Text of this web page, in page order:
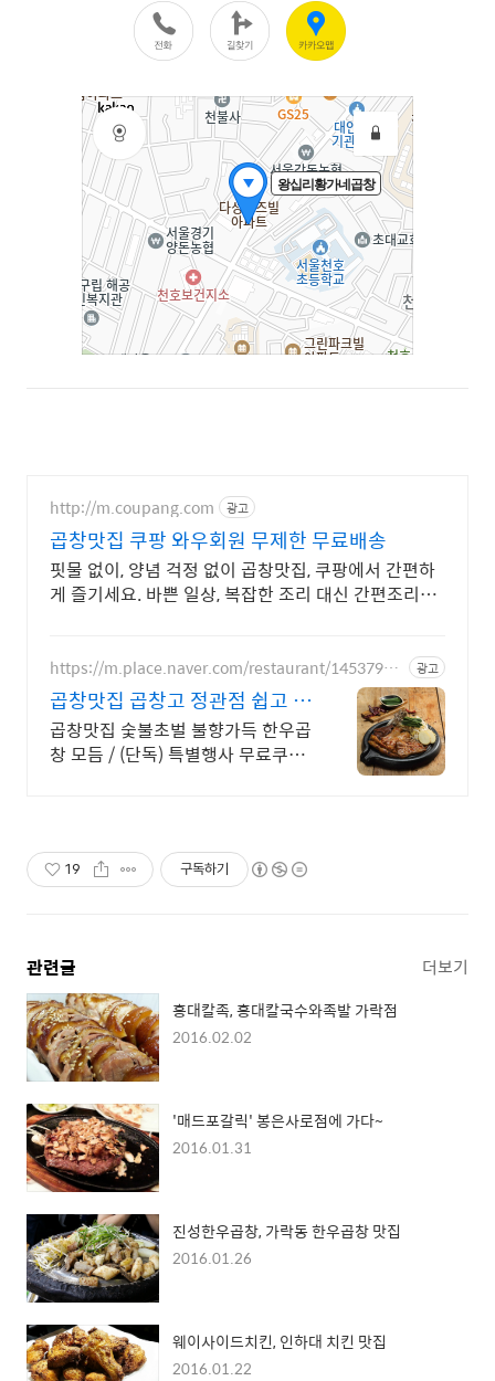
http://m.coupang.com 광고
곱창맛집 쿠팡 와우회원 무제한 무료배송
핏물 없이, 양념 걱정 없이 곱창맛집, 쿠팡에서 간편하
게 즐기세요. 바쁜 일상, 복잡한 조리 대신 간편조리식
https://m.place.naver.com/restaurant/14537953 광고
곱창맛집 곱창고 정관점 쉽고 빠
른 네이버 예약
곱창맛집 숯불초벌 불향가득 한우곱
창 모듬 / (단독) 특별행사 무료쿠폰
19 구독하기
관련글 더보기
홍대칼족, 홍대칼국수와족발 가락점
2016.02.02
'매드포갈릭' 봉은사로점에 가다~
2016.01.31
진성한우곱창, 가락동 한우곱창 맛집
2016.01.26
웨이사이드치킨, 인하대 치킨 맛집
2016.01.22